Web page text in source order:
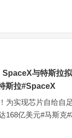
与特斯拉
斯拉#SpaceX
为实现芯片自给自
168亿美元#马斯克